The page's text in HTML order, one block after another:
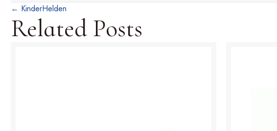
Posts
navigation
← KinderHelden
Related Posts